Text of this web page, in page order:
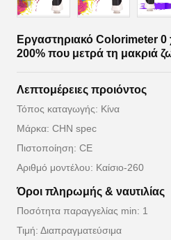
Εργαστηριακό Colorimeter
200% που μετρά τη μακριά
Λεπτομέρειες προιόντος
Τόπος καταγωγής: Κίνα
Μάρκα: CHN spec
Πιστοποίηση: CE
Αριθμό μοντέλου: Καίσιο-260
Όροι πληρωμής & ναυτιλίας
Ποσότητα παραγγελίας min: 1
Τιμή: Διαπραγματεύσιμα